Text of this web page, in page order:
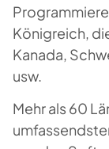
Königreich,
Kanada,
usw.
Mehr als 60